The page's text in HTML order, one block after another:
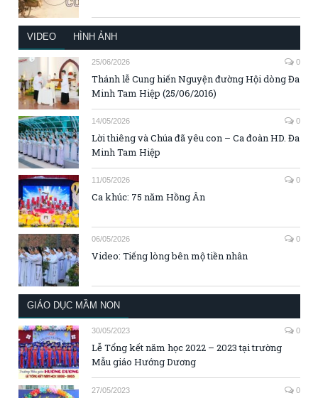
VIDEO HÌNH ẢNH
25/06/2026 0
Thánh lễ Cung hiến Nguyện đường Hội dòng Đa
Minh Tam Hiệp (25/06/2016)
14/05/2026 0
Lời thiêng và Chúa đã yêu con – Ca đoàn HD. Đa
Minh Tam Hiệp
11/05/2026 0
Ca khúc: 75 năm Hồng Ân
06/05/2026 0
Video: Tiếng lòng bên mộ tiền nhân
GIÁO DỤC MẦM NON
30/05/2023 0
Lễ Tổng kết năm học 2022 – 2023 tại trường
Mẫu giáo Hướng Dương
27/05/2023 0